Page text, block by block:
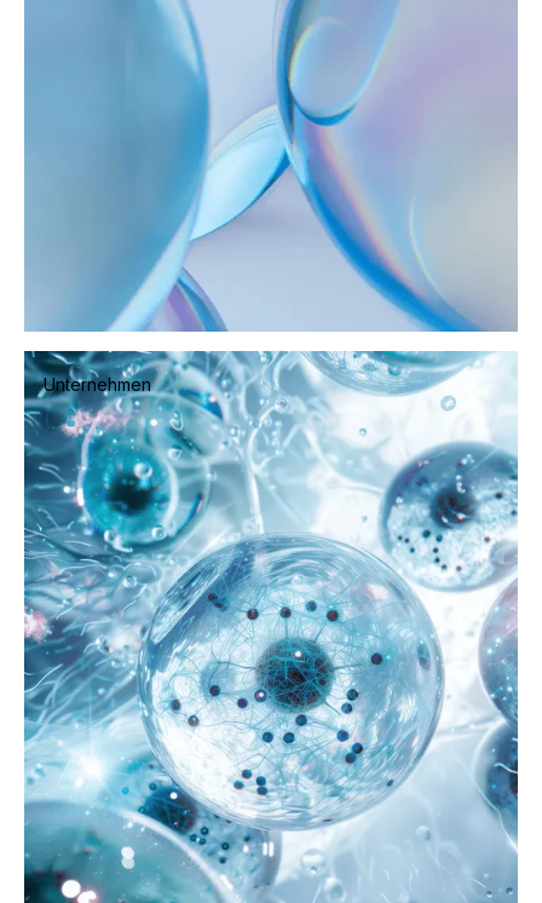
Vielfalt
Unternehmen